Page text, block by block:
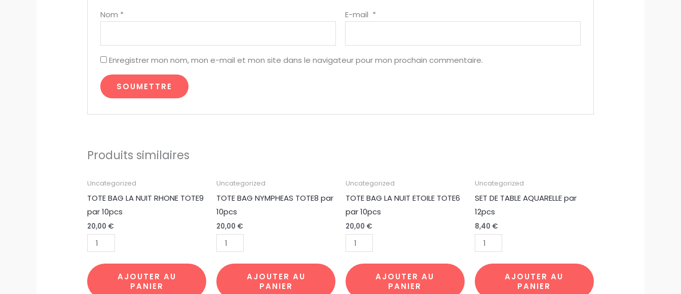
Nom * E-mail *
Enregistrer mon nom, mon e-mail et mon site dans le navigateur pour mon prochain commentaire.
Produits similaires
Uncategorized
TOTE BAG LA NUIT RHONE TOTE9
par 10pcs
20,00 €
quantité
de
TOTE
BAG
LA
NUIT
RHONE
TOTE9
par
AJOUTER AU
PANIER
Uncategorized
TOTE BAG NYMPHEAS TOTE8 par
10pcs
20,00 €
quantité
de
TOTE
BAG
NYMPHEAS
TOTE8
par
10pcs
AJOUTER AU
PANIER
Uncategorized
TOTE BAG LA NUIT ETOILE TOTE6
par 10pcs
20,00 €
quantité
de
TOTE
BAG
LA
NUIT
ETOILE
TOTE6
par
AJOUTER AU
PANIER
Uncategorized
SET DE TABLE AQUARELLE par
12pcs
8,40 €
quantité
de
SET
DE
TABLE
AQUARELLE
par
12pcs
AJOUTER AU
PANIER